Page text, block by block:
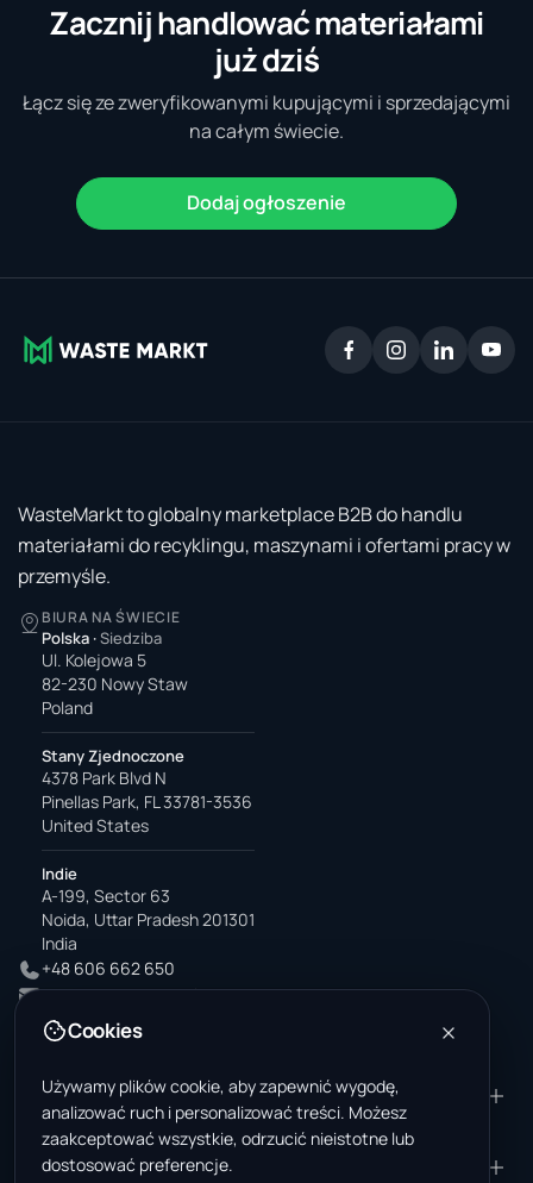
Zacznij handlować materiałami
już dziś
Łącz się ze zweryfikowanymi kupującymi i sprzedającymi
na całym świecie.
Dodaj ogłoszenie
WasteMarkt to globalny marketplace B2B do handlu
materiałami do recyklingu, maszynami i ofertami pracy w
przemyśle.
BIURA NA ŚWIECIE
Polska ·Siedziba
Ul. Kolejowa 5
82-230 Nowy Staw
Poland
Stany Zjednoczone
4378 Park Blvd N
Pinellas Park, FL 33781-3536
United States
Indie
A-199, Sector 63
Noida, Uttar Pradesh 201301
India
+48 606 662 650
support@wastemarkt.com
office@wastemarkt.com
PRODUKT
Marketplace
Materiały — sprzedaż
ZASOBY
Akademia dostawcy
FIRMA
Cookies
Używamy plików cookie, aby zapewnić wygodę,
analizować ruch i personalizować treści. Możesz
zaakceptować wszystkie, odrzucić nieistotne lub
dostosować preferencje.